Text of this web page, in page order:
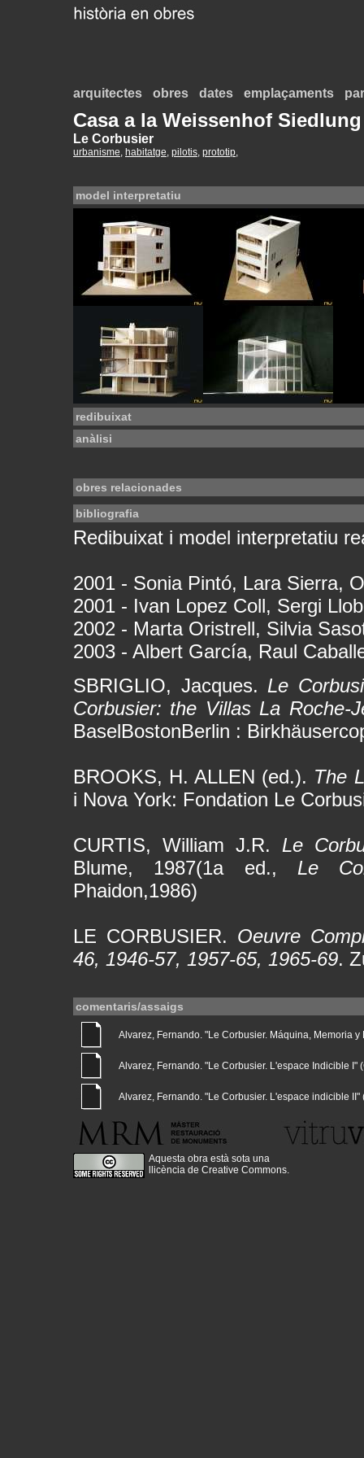
arquitectes obres dates emplaçaments
Casa a la Weissenhof Siedlung
Le Corbusier
urbanisme, habitatge, pilotis, prototip,
model interpretatiu
redibuixat
anàlisi
obres relacionades
bibliografia
Redibuixat i model interpretatiu
2001 - Sonia Pintó, Lara Sierra,
2001 - Ivan Lopez Coll, Sergi
2002 - Marta Oristrell, Silvia
2003 - Albert García, Raul
SBRIGLIO, Jacques. Le
Corbusier: the Villas La Roche-
BaselBostonBerlin :
BROOKS, H. ALLEN (ed.). The
i Nova York: Fondation Le
CURTIS, William J.R. Le
Blume, 1987(1a ed., Le
Phaidon,1986)
LE CORBUSIER. Oeuvre
46, 1946-57, 1957-65, 1965-69.
comentaris/assaigs
Alvarez, Fernando. "Le Corbusier. Máquina, Memoria
Alvarez, Fernando. "Le Corbusier. L'espace Indicible
Alvarez, Fernando. "Le Corbusier. L'espace indicible
Aquesta obra està sota una
llicència de Creative Commons.